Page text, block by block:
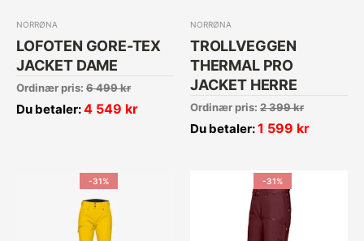
NORRØNA
LOFOTEN GORE-TEX
JACKET DAME
Ordinær pris: 6 499kr
Du betaler:4 549 kr
NORRØNA
TROLLVEGGEN
THERMAL PRO
JACKET HERRE
Ordinær pris: 2 399kr
Du betaler:1 599 kr
-31% -31%